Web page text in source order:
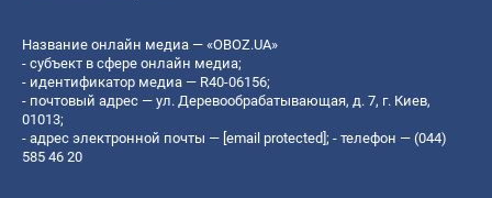
Название онлайн медиа — «OBOZ.UA»
- субъект в сфере онлайн медиа;
- идентификатор медиа — R40-06156;
- почтовый адрес — ул. Деревообрабатывающая, д. 7, г. Киев,
01013;
- адрес электронной почты — [email protected] ; - телефон — (044)
585 46 20